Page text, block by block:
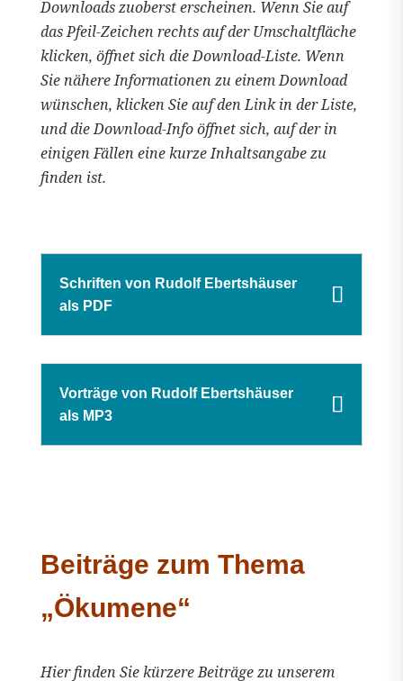
Downloads zuoberst erscheinen. Wenn Sie auf
das Pfeil-Zeichen rechts auf der Umschaltfläche
klicken, öffnet sich die Download-Liste. Wenn
Sie nähere Informationen zu einem Download
wünschen, klicken Sie auf den Link in der Liste,
und die Download-Info öffnet sich, auf der in
einigen Fällen eine kurze Inhaltsangabe zu
finden ist.
Schriften von Rudolf Ebertshäuser
als PDF
Vorträge von Rudolf Ebertshäuser
als MP3
Beiträge zum Thema
„Ökumene“
Hier finden Sie kürzere Beiträge zu unserem